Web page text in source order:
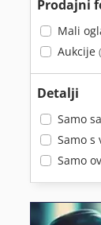
Prodajni
Mali
Aukcije
Detalji
Samo
Samo s
Samo